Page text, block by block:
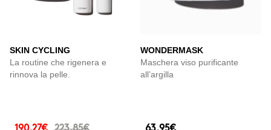
SKIN CYCLING
La routine che rigenera e
rinnova la pelle.
WONDERMASK
Maschera viso purificante
all’argilla